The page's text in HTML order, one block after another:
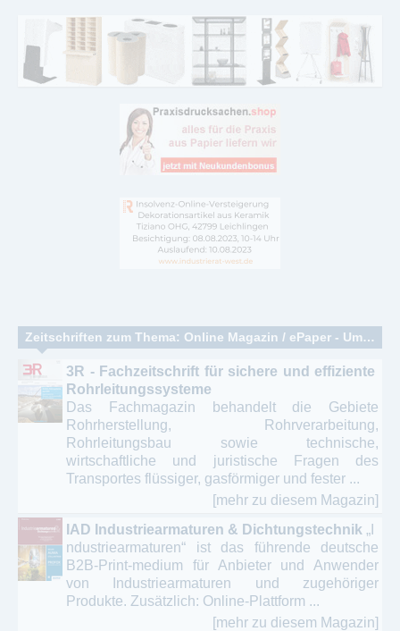
Zeitschriften zum Thema: Online Magazin / ePaper - Umweltschutz - Umwelttechnik - Energiewirtschaft - Dienstleistung
3R - Fachzeitschrift für sichere und effiziente
Rohrleitungssysteme
Das Fachmagazin behandelt die Gebiete
Rohrherstellung, Rohrverarbeitung,
Rohrleitungsbau sowie technische,
wirtschaftliche und juristische Fragen des
Transportes flüssiger, gasförmiger und fester ...
[mehr zu diesem Magazin]
IAD Industriearmaturen & Dichtungstechnik „I
ndustriearmaturen“ ist das führende deutsche
B2B-Print-medium für Anbieter und Anwender
von Industriearmaturen und zugehöriger
Produkte. Zusätzlich: Online-Plattform ...
[mehr zu diesem Magazin]